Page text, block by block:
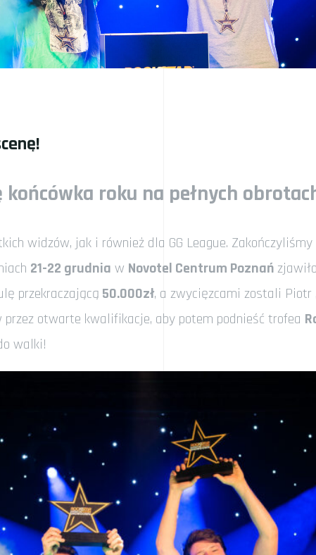
roku na pełnych
widzów, jak i również dla GG League.
21-22 grudnia w Novotel Centrum Poznań
przekraczającą 50.000zł, a zwycięzcami zostali Piotr
otwarte kwalifikacje, aby potem podnieść trofea
walki!